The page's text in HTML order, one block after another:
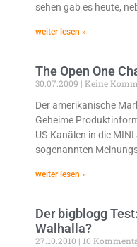
sehen gab es heute,
weiter lesen »
The Open One
30.07.2009
Keine
Der amerikanische
Geheime
US-Kanälen in die
sogenannten
weiter lesen »
Der bigblogg
Walhalla?
27.10.2010
10